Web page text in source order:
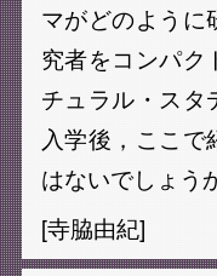
マがどのように
究者をコンパク
チュラル・スタ
入学後，ここ
はないでしょう
[寺脇由紀]